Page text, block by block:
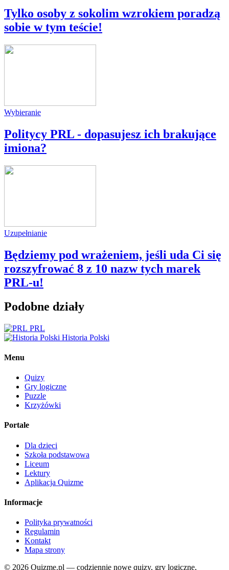
Tylko osoby z sokolim wzrokiem poradzą
sobie w tym teście!
Wybieranie
Politycy PRL - dopasujesz ich brakujące
imiona?
Uzupełnianie
Będziemy pod wrażeniem, jeśli uda Ci się
rozszyfrować 8 z 10 nazw tych marek
PRL-u!
Podobne działy
PRL
Historia Polski
Menu
Quizy
Gry logiczne
Puzzle
Krzyżówki
Portale
Dla dzieci
Szkoła podstawowa
Liceum
Lektury
Aplikacja Quizme
Informacje
Polityka prywatności
Regulamin
Kontakt
Mapa strony
© 2026 Quizme.pl — codziennie nowe quizy, gry logiczne,